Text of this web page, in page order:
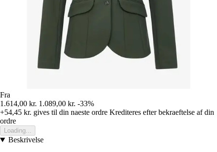
Fra
1.614,00 kr. 1.089,00 kr. -33%
+54,45 kr. gives til din naeste ordre Krediteres efter bekraeftelse af din
ordre
Loading...
Beskrivelse